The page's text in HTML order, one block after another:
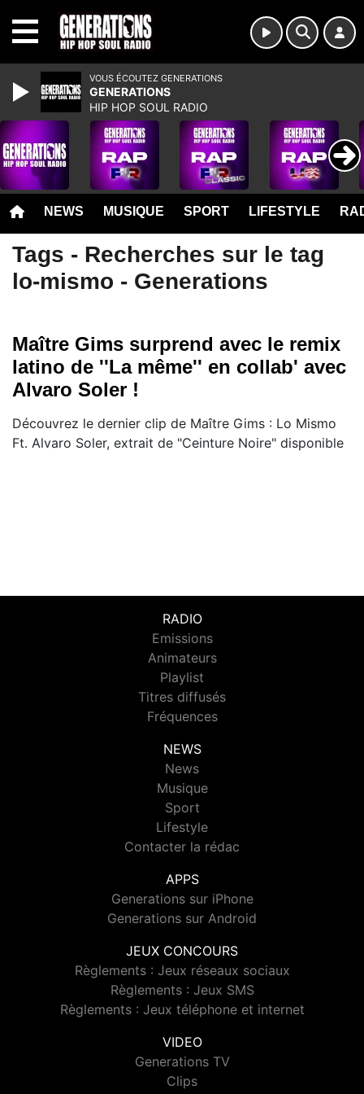
NEWS MUSIQUE SPORT LIFESTYLE
Tags - Recherches sur le tag
lo-mismo - Generations
Maître Gims surprend avec le remix
latino de ''La même'' en collab' avec
Alvaro Soler !
Découvrez le dernier clip de Maître Gims : Lo Mismo
Ft. Alvaro Soler, extrait de "Ceinture Noire" disponible
RADIO
Emissions
Animateurs
Playlist
Titres diffusés
Fréquences
NEWS
News
Musique
Sport
Lifestyle
Contacter la rédac
APPS
Generations sur iPhone
Generations sur Android
JEUX CONCOURS
Règlements : Jeux réseaux sociaux
Règlements : Jeux SMS
Règlements : Jeux téléphone et internet
VIDEO
Generations TV
Clips
VOUS ÉCOUTEZ GENERATIONS
GENERATIONS
HIP HOP SOUL RADIO